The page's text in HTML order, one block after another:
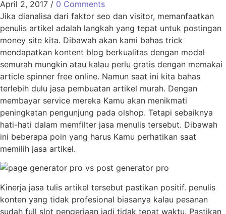
April 2, 2017 / 0 Comments
Jika dianalisa dari faktor seo dan visitor, memanfaatkan
penulis artikel adalah langkah yang tepat untuk postingan
money site kita. Dibawah akan kami bahas trick
mendapatkan kontent blog berkualitas dengan modal
semurah mungkin atau kalau perlu gratis dengan memakai
article spinner free online. Namun saat ini kita bahas
terlebih dulu jasa pembuatan artikel murah. Dengan
membayar service mereka Kamu akan menikmati
peningkatan pengunjung pada olshop. Tetapi sebaiknya
hati-hati dalam memfilter jasa menulis tersebut. Dibawah
ini beberapa poin yang harus Kamu perhatikan saat
memilih jasa artikel.
Kinerja jasa tulis artikel tersebut pastikan positif. penulis
konten yang tidak profesional biasanya kalau pesanan
sudah full slot pengerjaan jadi tidak tepat waktu. Pastikan